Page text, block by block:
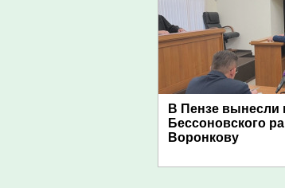
В Пензе вынесли
Бессоновского
Воронкову